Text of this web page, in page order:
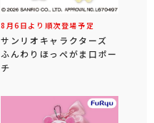
8月6日より順次登場予定
サンリオキャラクターズ
ふんわりほっぺがま口ポー
チ